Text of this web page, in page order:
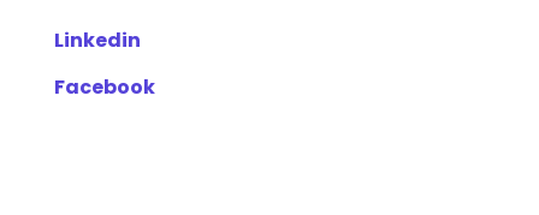
Linkedin
Facebook